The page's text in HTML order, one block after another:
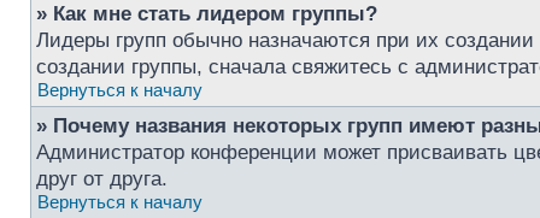
» Как мне стать лидером группы?
Лидеры групп обычно назначаются при их
создании группы, сначала свяжитесь с
Вернуться к началу
» Почему названия некоторых групп имеют
Администратор конференции может присваивать
друг от друга.
Вернуться к началу